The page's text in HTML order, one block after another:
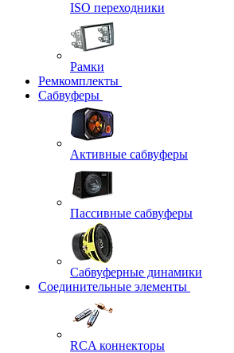
ISO переходники
Рамки
Ремкомплекты
Сабвуферы
Активные сабвуферы
Пассивные сабвуферы
Сабвуферные динамики
Соединительные элементы
RCA коннекторы